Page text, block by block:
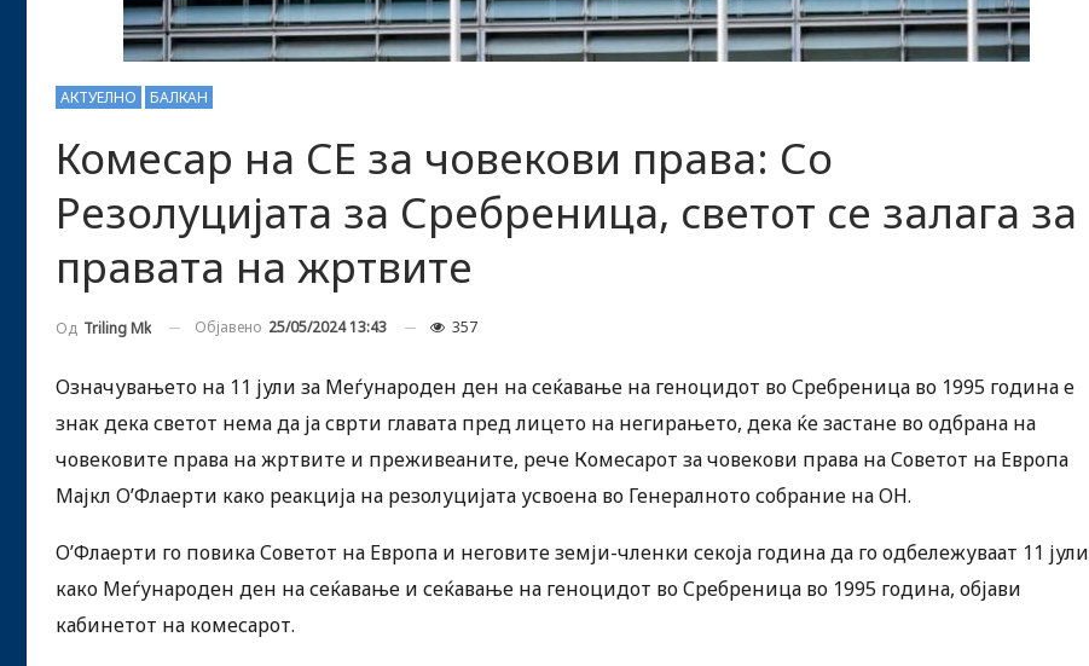
АКТУЕЛНО БАЛКАН
Комесар на СЕ за човекови права: Со
Резолуцијата за Сребреница, светот се залага за
правата на жртвите
Од Triling Mk Објавено 25/05/2024 13:43 357
Означувањето на 11 јули за Меѓународен ден на сеќавање на геноцидот во Сребреница во 1995 година е
знак дека светот нема да ја сврти главата пред лицето на негирањето, дека ќе застане во одбрана на
човековите права на жртвите и преживеаните, рече Комесарот за човекови права на Советот на Европа
Мајкл О’Флаерти како реакција на резолуцијата усвоена во Генералното собрание на ОН.
О’Флаерти го повика Советот на Европа и неговите земји-членки секоја година да го одбележуваат 11 јули
како Меѓународен ден на сеќавање и сеќавање на геноцидот во Сребреница во 1995 година, објави
кабинетот на комесарот.